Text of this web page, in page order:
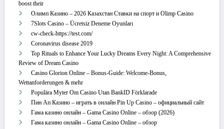
boost their
Олимп Казино – 2026 Казахстан Ставки на спорт и Olimp Casino
7Slots Casino – Ücretsiz Deneme Oyunları
cw-check-https://test.com/
Coronavirus disease 2019
Top Rituals to Enhance Your Lucky Dreams Every Night: A Comprehensive
Review of Dream Casino
Casino Glorion Online – Bonus‑Guide: Welcome‑Bonus,
Wettanforderungen & mehr
Populära Myter Om Casino Utan BankID Förklarade
Пин Ап Казино – играть в онлайн Pin Up Casino – официальный сайт
Гама казино онлайн – Gama Casino Online – обзор (2026)
Гама казино онлайн – Gama Casino Online – обзор